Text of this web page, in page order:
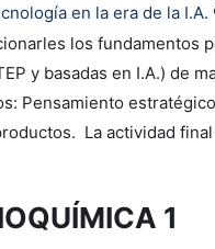
en la era de la I.A.
los fundamentos
y basadas en I.A.) de
Pensamiento
La actividad
1